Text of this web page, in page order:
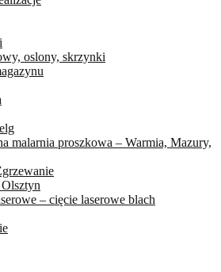
oslony, skrzynki
malarnia proszkowa – Warmia, Mazury,
– cięcie laserowe blach